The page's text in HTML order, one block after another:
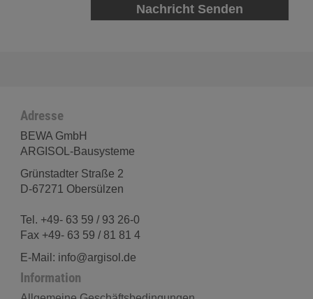
Adresse
BEWA GmbH
ARGISOL-Bausysteme
Grünstadter Straße 2
D-67271 Obersülzen
Tel. +49- 63 59 / 93 26-0
Fax +49- 63 59 / 81 81 4
E-Mail: info@argisol.de
Information